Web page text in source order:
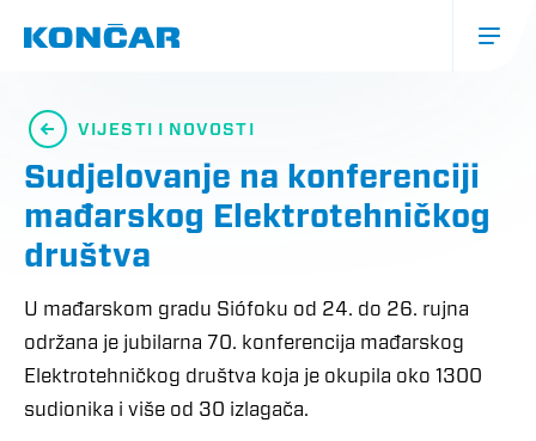
navigacija
(mobile)
VIJESTI I NOVOSTI
Sudjelovanje na konferenciji
mađarskog Elektrotehničkog
društva
U mađarskom gradu Siófoku od 24. do 26. rujna
održana je jubilarna 70. konferencija mađarskog
Elektrotehničkog društva koja je okupila oko 1300
sudionika i više od 30 izlagača.